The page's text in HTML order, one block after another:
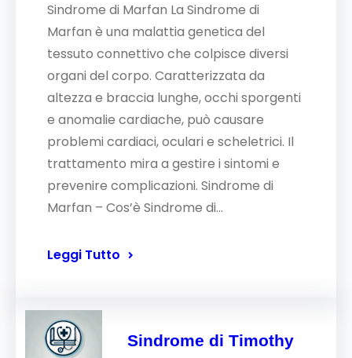
Sindrome di Marfan La Sindrome di
Marfan è una malattia genetica del
tessuto connettivo che colpisce diversi
organi del corpo. Caratterizzata da
altezza e braccia lunghe, occhi sporgenti
e anomalie cardiache, può causare
problemi cardiaci, oculari e scheletrici. Il
trattamento mira a gestire i sintomi e
prevenire complicazioni. Sindrome di
Marfan – Cos’è Sindrome di…
Leggi Tutto
Sindrome di Timothy